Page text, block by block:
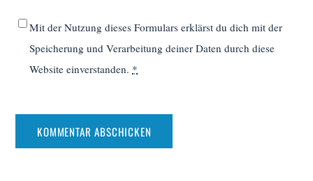
Mit der Nutzung dieses Formulars erklärst du dich mit der
Speicherung und Verarbeitung deiner Daten durch diese
Website einverstanden. *